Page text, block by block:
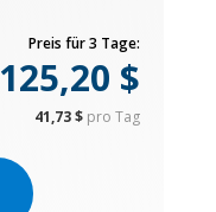
Preis für 3 Tage:
125,20 $
41,73 $ pro Tag